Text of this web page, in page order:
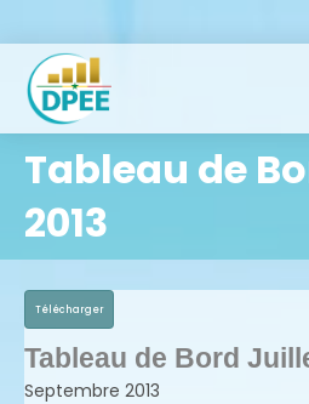
Tableau de
2013
Télécharger
Tableau de Bord
Septembre 2013